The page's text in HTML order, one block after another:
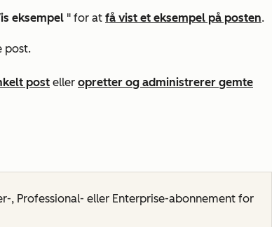
eksempel " for at få vist et eksempel på posten.
post.
post eller opretter og administrerer gemte
, Professional- eller Enterprise-abonnement for